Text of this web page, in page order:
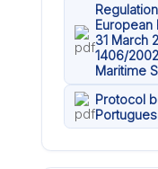
European
31 March
1406/
Maritime
Protocol